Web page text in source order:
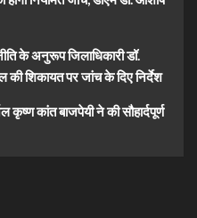
के अनुरूप जिलाधिकारी डॉ.
शिकायत पर जांच के दिए निर्देश
कांत बाजपेयी ने की सौहार्दपूर्ण